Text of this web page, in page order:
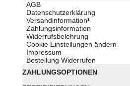
AGB
Datenschutzerklärung
Versandinformation¹
Zahlungsinformation
Widerrufsbelehrung
Cookie Einstellungen ändern
Impressum
Bestellung Widerrufen
ZAHLUNGSOPTIONEN